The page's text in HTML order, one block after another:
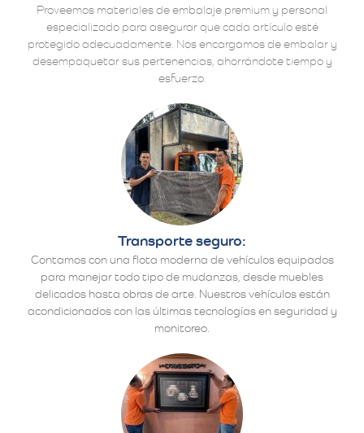
Proveemos materiales de embalaje premium y personal
especializado para asegurar que cada artículo esté
protegido adecuadamente. Nos encargamos de embalar y
desempaquetar sus pertenencias, ahorrándote tiempo y
esfuerzo.
Transporte seguro:
Contamos con una flota moderna de vehículos equipados
para manejar todo tipo de mudanzas, desde muebles
delicados hasta obras de arte. Nuestros vehículos están
acondicionados con las últimas tecnologías en seguridad y
monitoreo.